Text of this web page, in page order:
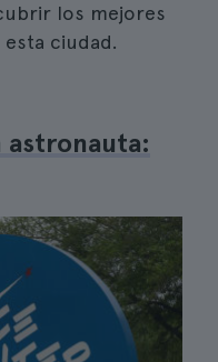
los mejores
ciudad.
astronauta: